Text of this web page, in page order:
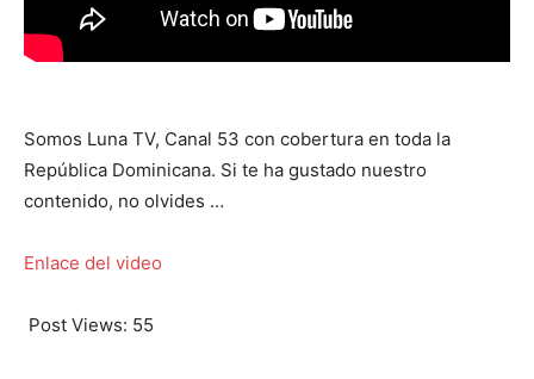
Somos Luna TV, Canal 53 con cobertura en toda la
República Dominicana. Si te ha gustado nuestro
contenido, no olvides …
Enlace del video
Post Views: 55